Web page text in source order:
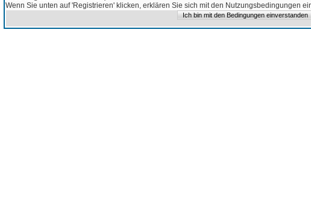
Wenn Sie unten auf 'Registrieren' klicken, erklären Sie sich mit den Nutzungsbedingungen